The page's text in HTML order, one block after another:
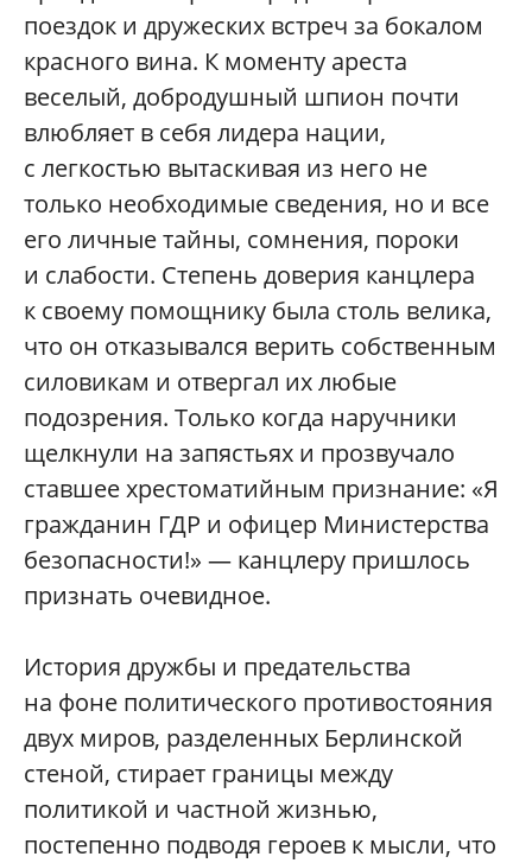
поездок и дружеских встреч за бокалом
красного вина. К моменту ареста
веселый, добродушный шпион почти
влюбляет в себя лидера нации,
с легкостью вытаскивая из него не
только необходимые сведения, но и все
его личные тайны, сомнения, пороки
и слабости. Степень доверия канцлера
к своему помощнику была столь велика,
что он отказывался верить собственным
силовикам и отвергал их любые
подозрения. Только когда наручники
щелкнули на запястьях и прозвучало
ставшее хрестоматийным признание: «Я
гражданин ГДР и офицер Министерства
безопасности!» — канцлеру пришлось
признать очевидное.
История дружбы и предательства
на фоне политического противостояния
двух миров, разделенных Берлинской
стеной, стирает границы между
политикой и частной жизнью,
постепенно подводя героев к мысли, что